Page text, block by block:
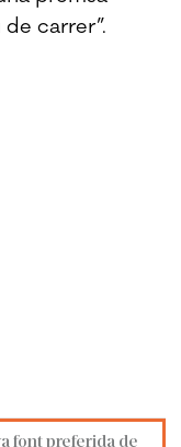
carrer”.
font preferida de